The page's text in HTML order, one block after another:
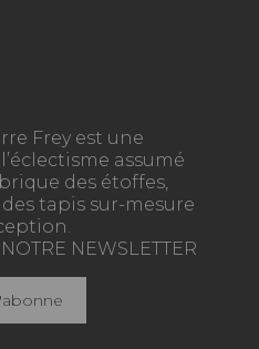
Frey est une
assumé
des étoffes,
tapis sur-mesure
NEWSLETTER